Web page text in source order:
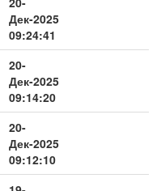
Дек-2025
09:24:41
20-
Дек-2025
09:14:20
20-
Дек-2025
09:12:10